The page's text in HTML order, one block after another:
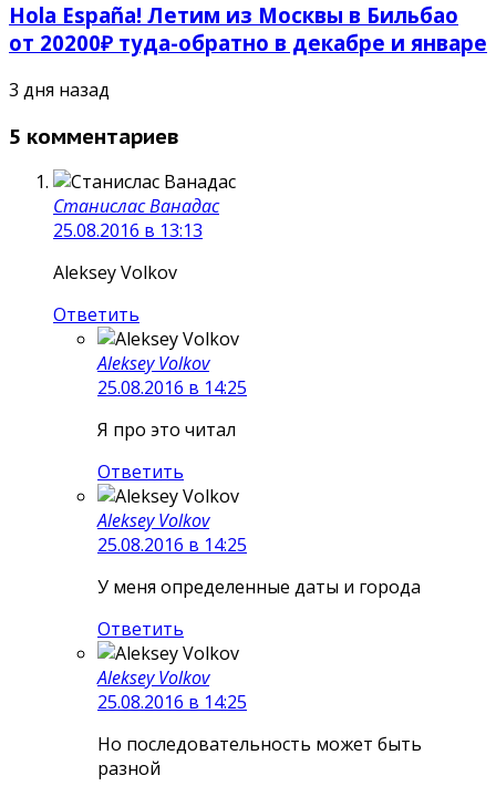
Hola España! Летим из Москвы в Бильбао
от 20200₽ туда-обратно в декабре и январе
3 дня назад
5 комментариев
Станислас Ванадас
25.08.2016 в 13:13
Aleksey Volkov
Ответить
Aleksey Volkov
25.08.2016 в 14:25
Я про это читал
Ответить
Aleksey Volkov
25.08.2016 в 14:25
У меня определенные даты и города
Ответить
Aleksey Volkov
25.08.2016 в 14:25
Но последовательность может быть
разной